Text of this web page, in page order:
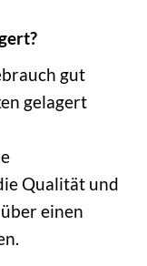
gut
gelagert
Qualität und
einen